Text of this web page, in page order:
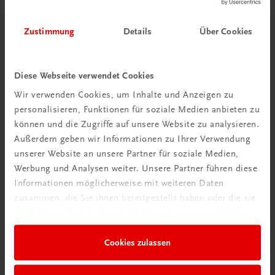
Zustimmung Details Über Cookies
Diese Webseite verwendet Cookies
Wir verwenden Cookies, um Inhalte und Anzeigen zu
personalisieren, Funktionen für soziale Medien anbieten zu
können und die Zugriffe auf unsere Website zu analysieren.
Außerdem geben wir Informationen zu Ihrer Verwendung
unserer Website an unsere Partner für soziale Medien,
Werbung und Analysen weiter. Unsere Partner führen diese
Informationen möglicherweise mit weiteren Daten
zusammen, die Sie ihnen bereitgestellt haben oder die sie
Cookies zulassen
Diese Seite teilen auf:
Passende Produkte